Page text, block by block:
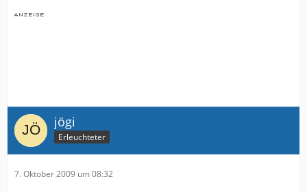
jögi
Erleuchteter
7. Oktober 2009 um 08:32